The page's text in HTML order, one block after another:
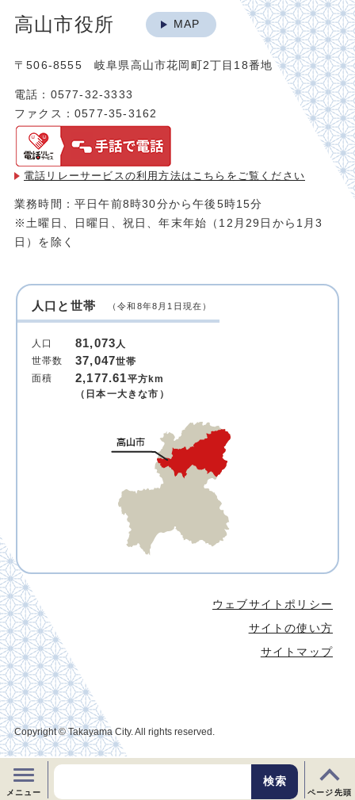
メニュー ページ先頭
高山市役所 MAP
〒506-8555 岐阜県高山市花岡町2丁目18番地
電話：0577-32-3333
ファクス：0577-35-3162
電話リレーサービスの利用方法は こちらをご覧ください
業務時間：平日午前8時30分から午後5時15分
※土曜日、日曜日、祝日、年末年始（12月29日から1月3
日）を除く
人口と世帯 （令和8年8月1日現在）
人口 81,073人
世帯数
37,047世帯
面積
2,177.61平方km
（日本一大きな市）
ウェブサイトポリシー
サイトの使い方
サイトマップ
Copyright © Takayama City. All rights reserved.